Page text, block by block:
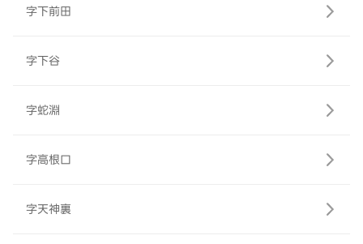
字下前田
字下谷
字蛇淵
字高根口
字天神裏